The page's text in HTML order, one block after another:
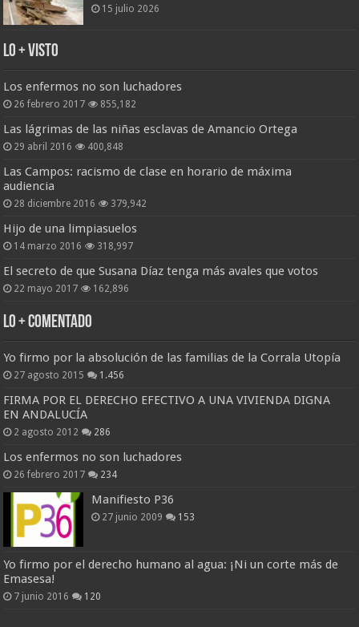
15 julio 2026
Lo + Visto
Los enfermos no son luchadores
26 febrero 2017 855,182
Las lágrimas de las niñas esclavas de Amancio Ortega
29 abril 2016 400,848
Las Campos: racismo de clase en horario de máxima
audiencia
28 diciembre 2016 379,942
Hijo de una limpiasuelos
14 marzo 2016 318,997
El secreto de que Susana Díaz tenga más avales que votos
22 mayo 2017 162,896
Lo + Comentado
Yo firmo por la absolución de las familias de la Corrala Utopía
27 agosto 2015 1.456
FIRMA POR EL DERECHO EFECTIVO A UNA VIVIENDA DIGNA
EN ANDALUCÍA
2 agosto 2012 286
Los enfermos no son luchadores
26 febrero 2017 234
Manifiesto P36
27 junio 2009 153
Yo firmo por el derecho humano al agua: ¡Ni un corte más de
Emasesa!
7 junio 2016 120